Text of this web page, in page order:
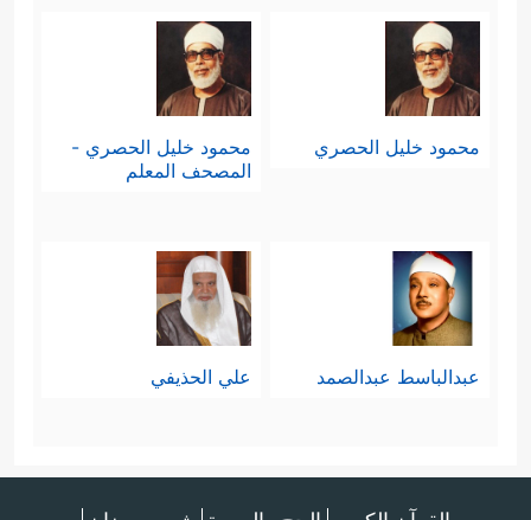
محمود خليل الحصري
محمود خليل الحصري -
المصحف المعلم
عبدالباسط عبدالصمد علي الحذيفي